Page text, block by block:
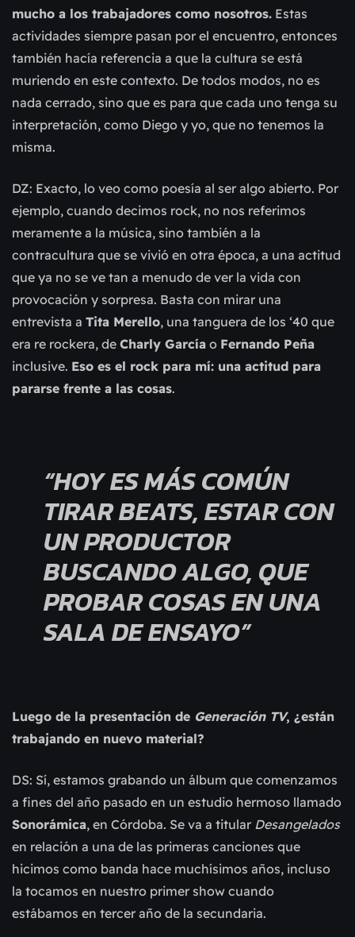
mucho a los trabajadores como nosotros. Estas
actividades siempre pasan por el encuentro, entonces
también hacía referencia a que la cultura se está
muriendo en este contexto. De todos modos, no es
nada cerrado, sino que es para que cada uno tenga su
interpretación, como Diego y yo, que no tenemos la
misma.
DZ: Exacto, lo veo como poesía al ser algo abierto. Por
ejemplo, cuando decimos rock, no nos referimos
meramente a la música, sino también a la
contracultura que se vivió en otra época, a una actitud
que ya no se ve tan a menudo de ver la vida con
provocación y sorpresa. Basta con mirar una
entrevista a Tita Merello, una tanguera de los ‘40 que
era re rockera, de Charly García o Fernando Peña
inclusive. Eso es el rock para mí: una actitud para
pararse frente a las cosas.
“HOY ES MÁS COMÚN
TIRAR BEATS, ESTAR CON
UN PRODUCTOR
BUSCANDO ALGO, QUE
PROBAR COSAS EN UNA
SALA DE ENSAYO”
Luego de la presentación de Generación TV, ¿están
trabajando en nuevo material?
DS: Sí, estamos grabando un álbum que comenzamos
a fines del año pasado en un estudio hermoso llamado
Sonorámica, en Córdoba. Se va a titular Desangelados
en relación a una de las primeras canciones que
hicimos como banda hace muchísimos años, incluso
la tocamos en nuestro primer show cuando
estábamos en tercer año de la secundaria.